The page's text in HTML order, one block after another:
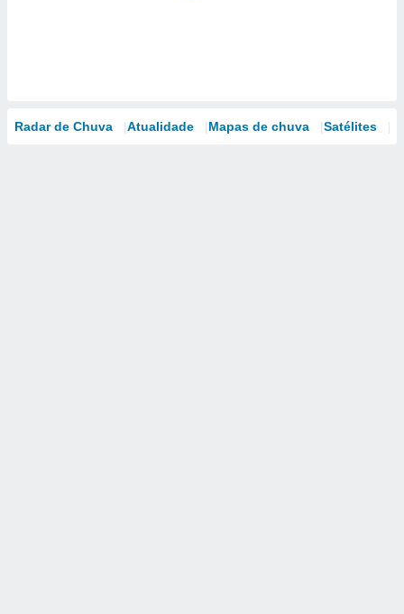
Radar de Chuva Atualidade Mapas de chuva Satélites